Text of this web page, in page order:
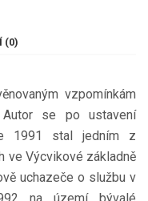
(0)
vzpomínkám
Autor se po ustavení
1991 stal jedním z
ve Výcvikové základně
uchazeče o službu v